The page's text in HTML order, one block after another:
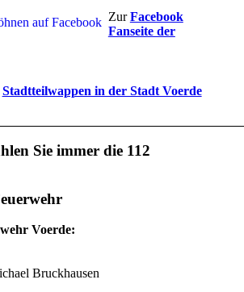
ZurFacebook
Fanseite der
Stadtteilwappen in der Stadt Voerde
Sie immer die 112
Voerde:
Bruckhausen